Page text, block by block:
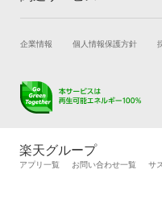
車検の基礎知識
試乗・商談
キズ修理予約
メンテナンス管理
自動車カタログ
企業情報 個人情報保護方針
楽天グループ
アプリ一覧 お問い合わせ一覧 サ